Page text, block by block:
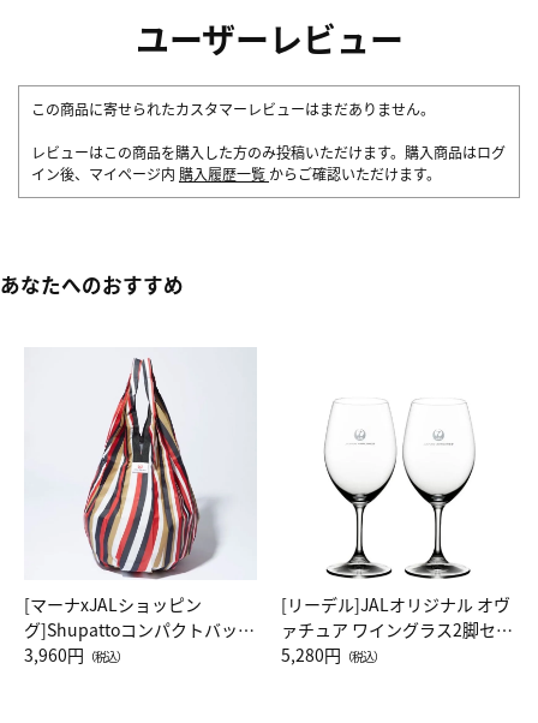
ユーザーレビュー
この商品に寄せられたカスタマーレビューはまだありません。
レビューはこの商品を購入した方のみ投稿いただけます。購入商品はログ
イン後、マイページ内 購入履歴一覧 からご確認いただけます。
あなたへのおすすめ
[マーナxJALショッピン
グ]Shupattoコンパクトバッグ
Drop JAL客室乗務員（LC）ス
3,960円 （税込）
[リーデル]JALオリジナル オヴ
ァチュア ワイングラス2脚セッ
ト（レッドワイン）
5,280円 （税込）